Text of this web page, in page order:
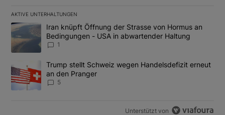
AKTIVE UNTERHALTUNGEN
Das Folgende ist eine Liste der am meisten kommentierten
Ein Trendartikel mit dem Titel "Iran knüpft Öffnung der Strasse
Iran knüpft Öffnung der Strasse von Hormus an
Bedingungen - USA in abwartender Haltung
1
Ein Trendartikel mit dem Titel "Trump stellt Schweiz wegen
Trump stellt Schweiz wegen Handelsdefizit erneut
an den Pranger
5
Unterstützt von